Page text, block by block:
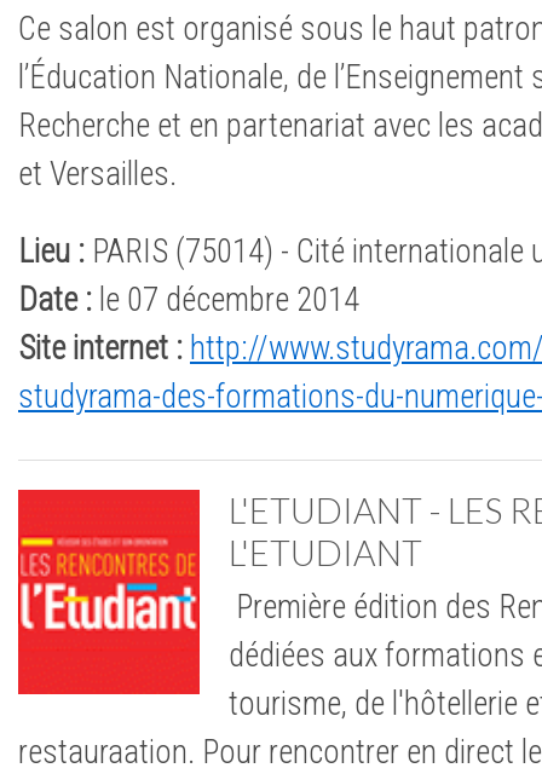
Ce salon est organisé sous le haut
l’Éducation Nationale, de
Recherche et en partenariat avec les
et Versailles.
Lieu : PARIS (75014) - Cité internationale
Date : le 07 décembre 2014
Site internet : http://
studyrama-des-formations-du-
L'ETUDIANT - LES
L'ETUDIANT
Première édition des
dédiées aux formations
tourisme, de l'hôtellerie
restauraation. Pour rencontrer en direct